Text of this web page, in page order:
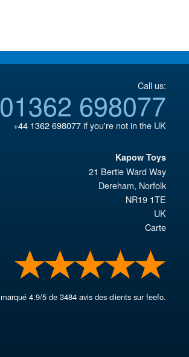
Call us:
01362 698077
+44 1362 698077if you're not in the UK
Kapow Toys
21 Bertie Ward Way
Dereham, Norfolk
NR19 1TE
UK
Carte
marqué4.9/5 de3484 avis des clients sur feefo.